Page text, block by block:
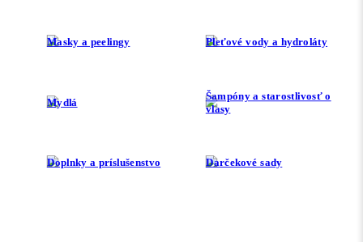
Masky a peelingy Pleťové vody a hydroláty
Mydlá
Šampóny a starostlivosť o
vlasy
Doplnky a príslušenstvo Darčekové sady